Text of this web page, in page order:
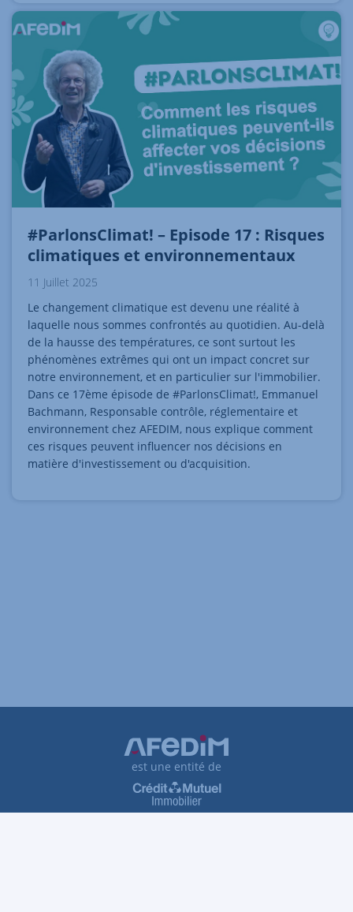
#ParlonsClimat! – Episode 17 : Risques
climatiques et environnementaux
11 Juillet 2025
Le changement climatique est devenu une réalité à
laquelle nous sommes confrontés au quotidien. Au-delà
de la hausse des températures, ce sont surtout les
phénomènes extrêmes qui ont un impact concret sur
notre environnement, et en particulier sur l'immobilier.
Dans ce 17ème épisode de #ParlonsClimat!, Emmanuel
Bachmann, Responsable contrôle, réglementaire et
environnement chez AFEDIM, nous explique comment
ces risques peuvent influencer nos décisions en
matière d'investissement ou d'acquisition.
est une entité de